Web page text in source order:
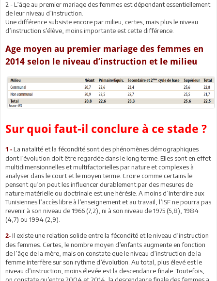
2 - L’âge au premier mariage des femmes est dépendant essentiellement
de leur niveau d’instruction.
Une différence subsiste encore par milieu, certes, mais plus le niveau
d’instruction s’élève, moins importante est cette différence.
Age moyen au premier mariage des femmes en
2014 selon le niveau d’instruction et le milieu
Sur quoi faut-il conclure à ce stade ?
1 - La natalité et la fécondité sont des phénomènes démographiques
dont l’évolution doit être regardée dans le long terme. Elles sont en effet
multidimensionnelles et multifactorielles par nature et complexes à
analyser dans le court et le moyen terme. Croire comme certains le
pensent qu’on peut les influencer durablement par des mesures de
nature matérielle ou doctrinale est une hérésie. A moins d’interdire aux
Tunisiennes l’accès libre à l’enseignement et au travail, l’ISF ne pourra pas
revenir à son niveau de 1966 (7,2), ni à son niveau de 1975 (5,8), 1984
(4,7) ou 1994 (2,9).
2- Il existe une relation solide entre la fécondité et le niveau d’instruction
des femmes. Certes, le nombre moyen d’enfants augmente en fonction
de l’âge de la mère, mais on constate que le niveau d’instruction de la
femme interfère sur son rythme d’évolution. Au total, plus élevé est le
niveau d’instruction, moins élevée est la descendance finale. Toutefois,